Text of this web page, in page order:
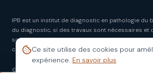
IPB est un institut de diagnostic en pathologie du
du diagnostic, si des travaux sont nécessaires et
souhaitez, IPB peut en assurer la coordination
couvertes par leur garantie décennale.
©
Ce site utilise des cookies pour
expérience. En savoir plus